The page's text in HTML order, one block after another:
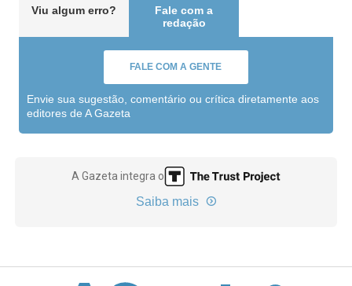
Viu algum erro?
Fale com a
redação
FALE COM A GENTE
Envie sua sugestão, comentário ou crítica diretamente aos
editores de A Gazeta
A Gazeta integra o
Saiba mais